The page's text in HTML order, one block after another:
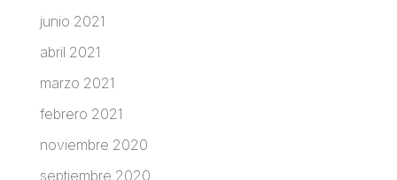
junio 2021
abril 2021
marzo 2021
febrero 2021
noviembre 2020
septiembre 2020